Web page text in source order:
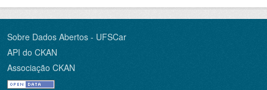
Sobre Dados Abertos - UFSCar
API do CKAN
Associação CKAN